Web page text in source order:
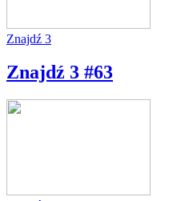
Znajdź 3
Znajdź 3 #63